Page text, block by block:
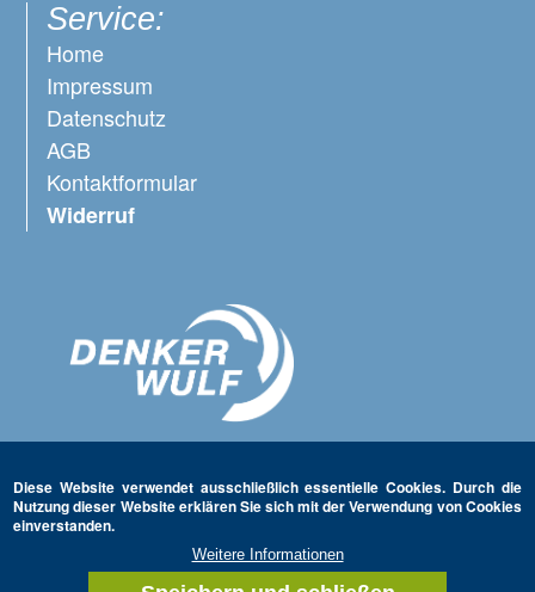
Service:
Home
Impressum
Datenschutz
AGB
Kontaktformular
Widerruf
Diese Website verwendet ausschließlich essentielle Cookies. Durch die
Nutzung dieser Website erklären Sie sich mit der Verwendung von Cookies
einverstanden.
Weitere Informationen